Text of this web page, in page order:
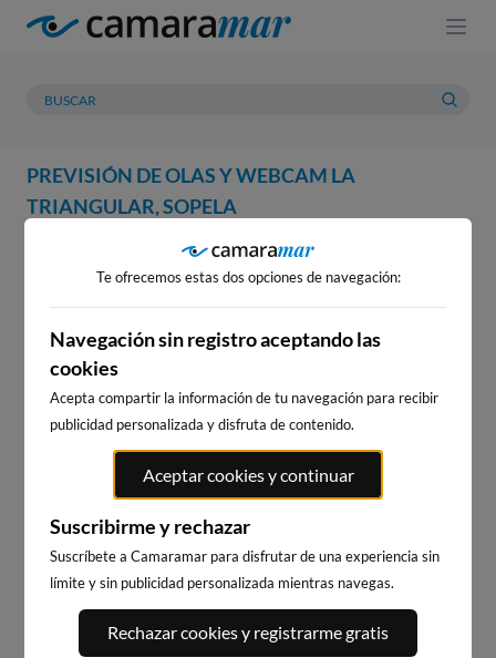
PREVISIÓN DE OLAS Y WEBCAM LA
TRIANGULAR, SOPELA
PREVISIÓN METEOROLOGÍA
WEBCAM LA TRIANGULAR,
SOPELA
WEBCAMS CERCANAS
ATXABIRIBIL - SOPELANA
1km · Sopelana
EL BRUSCO
Te ofrecemos estas dos opciones de navegación:
Navegación sin registro aceptando las
cookies
Acepta compartir la información de tu navegación para recibir
publicidad personalizada y disfruta de contenido.
Aceptar cookies y continuar
Suscribirme y rechazar
Suscríbete a Camaramar para disfrutar de una experiencia sin
límite y sin publicidad personalizada mientras navegas.
Rechazar cookies y registrarme gratis